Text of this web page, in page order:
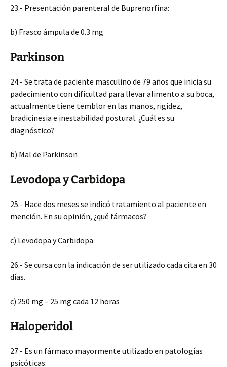
23.- Presentación parenteral de Buprenorfina:
b) Frasco ámpula de 0.3 mg
Parkinson
24.- Se trata de paciente masculino de 79 años que inicia su
padecimiento con dificultad para llevar alimento a su boca,
actualmente tiene temblor en las manos, rigidez,
bradicinesia e inestabilidad postural. ¿Cuál es su
diagnóstico?
b) Mal de Parkinson
Levodopa y Carbidopa
25.- Hace dos meses se indicó tratamiento al paciente en
mención. En su opinión, ¿qué fármacos?
c) Levodopa y Carbidopa
26.- Se cursa con la indicación de ser utilizado cada cita en 30
días.
c) 250 mg – 25 mg cada 12 horas
Haloperidol
27.- Es un fármaco mayormente utilizado en patologías
psicóticas: